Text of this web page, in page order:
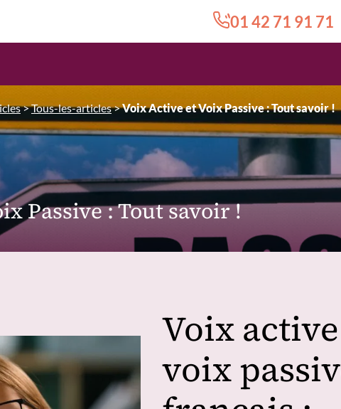
01 42 71 91 71
>Tous-les-articles>Voix Active et Voix Passive : Tout savoir !
Passive : Tout savoir !
Voix
voix